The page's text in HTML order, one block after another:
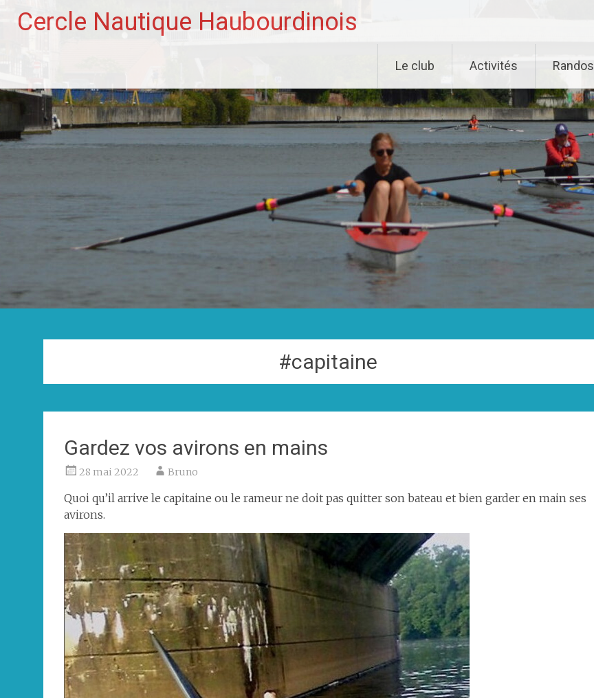
Cercle Nautique Haubourdinois
Le club Activités Randos
#capitaine
Gardez vos avirons en mains
28 mai 2022 Bruno
Quoi qu’il arrive le capitaine ou le rameur ne doit pas quitter son bateau et bien garder en main ses
avirons.